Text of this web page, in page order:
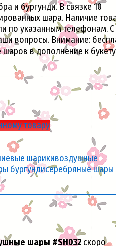
и бургунди. В связке 10
шара. Наличие
по указанным телефонам. С
вопросы. Внимание:
шаров в дополнение к
товару
шарикивоздушные
бургундисеребряные шары
шары #SH032 скоро